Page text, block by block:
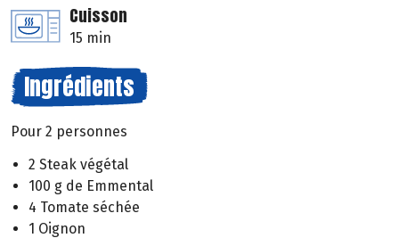
Cuisson
15 min
Ingrédients
Pour 2 personnes
2 Steak végétal
100 g de Emmental
4 Tomate séchée
1 Oignon